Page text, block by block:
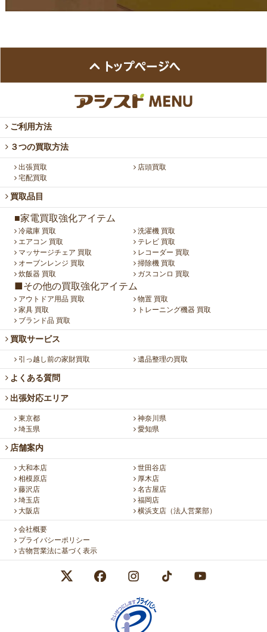
ご利用方法
３つの買取方法
出張買取
店頭買取
宅配買取
買取品目
■家電買取強化アイテム
冷蔵庫 買取
洗濯機 買取
エアコン 買取
テレビ 買取
マッサージチェア 買取
レコーダー 買取
オーブンレンジ 買取
掃除機 買取
炊飯器 買取
ガスコンロ 買取
■その他の買取強化アイテム
アウトドア用品 買取
物置 買取
家具 買取
トレーニング機器 買取
ブランド品 買取
買取サービス
引っ越し前の家財買取 遺品整理の買取
よくある質問
出張対応エリア
東京都
神奈川県
埼玉県
愛知県
店舗案内
大和本店
世田谷店
相模原店
厚木店
藤沢店
名古屋店
埼玉店
福岡店
大阪店
横浜支店（法人営業部）
会社概要
プライバシーポリシー
古物営業法に基づく表示